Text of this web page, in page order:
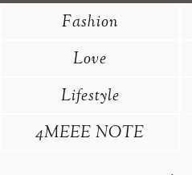
Fashion
Love
Lifestyle
4MEEE NOTE